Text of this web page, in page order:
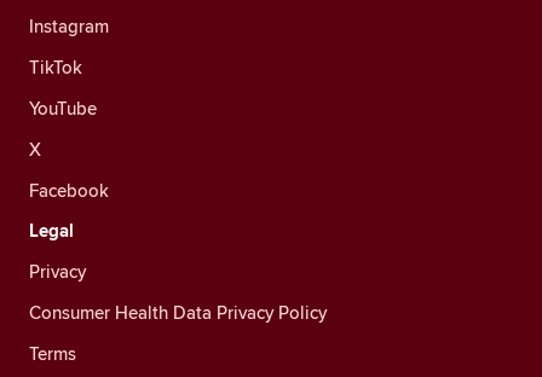
Instagram
TikTok
YouTube
X
Facebook
Legal
Privacy
Consumer Health Data Privacy Policy
Terms